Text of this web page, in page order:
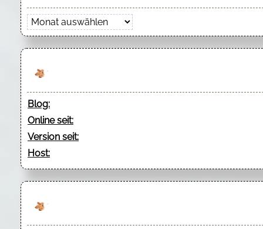
Archiv
Blog:
Online seit:
Version seit:
Host: